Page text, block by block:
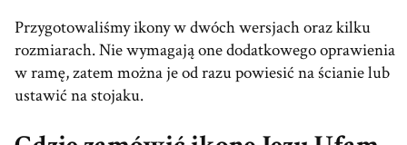
Przygotowaliśmy ikony w dwóch wersjach oraz kilku
rozmiarach. Nie wymagają one dodatkowego oprawienia
w ramę, zatem można je od razu powiesić na ścianie lub
ustawić na stojaku.